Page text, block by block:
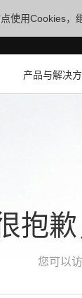
使用Cookies，
产品与解决
抱
您可以访